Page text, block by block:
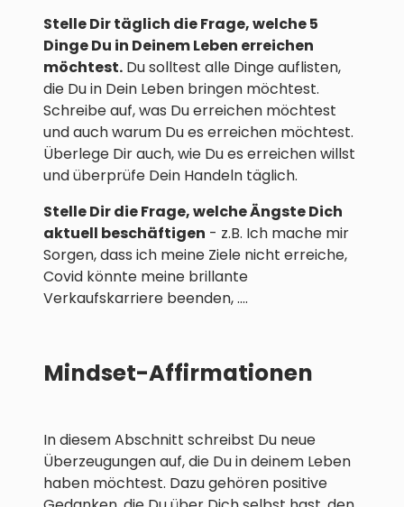
Stelle Dir täglich die Frage, welche 5
Dinge Du in Deinem Leben erreichen
möchtest. Du solltest alle Dinge auflisten,
die Du in Dein Leben bringen möchtest.
Schreibe auf, was Du erreichen möchtest
und auch warum Du es erreichen möchtest.
Überlege Dir auch, wie Du es erreichen willst
und überprüfe Dein Handeln täglich.
Stelle Dir die Frage, welche Ängste Dich
aktuell beschäftigen - z.B. Ich mache mir
Sorgen, dass ich meine Ziele nicht erreiche,
Covid könnte meine brillante
Verkaufskarriere beenden, ....
Mindset-Affirmationen
In diesem Abschnitt schreibst Du neue
Überzeugungen auf, die Du in deinem Leben
haben möchtest. Dazu gehören positive